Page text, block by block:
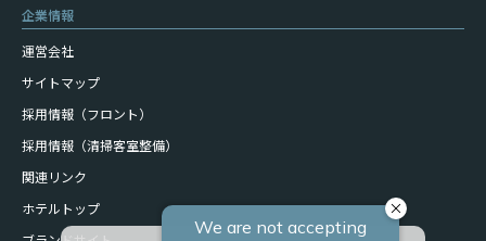
企業情報
運営会社
サイトマップ
採用情報（フロント）
採用情報（清掃客室整備）
関連リンク
ホテルトップ